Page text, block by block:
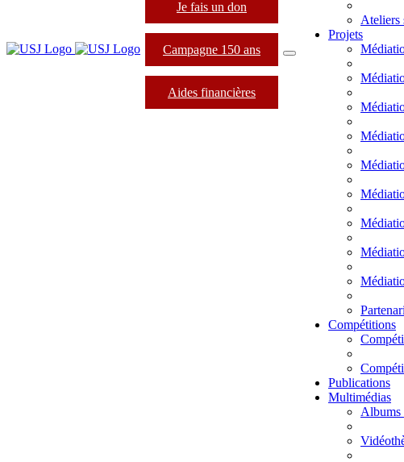
Je fais un don
Campagne 150 ans
Aides financières
Ateliers
Projets
Compétitions
Publications
Multimédias
Albums